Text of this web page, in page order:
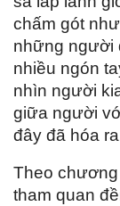
chấm gót
những người
nhiều ngón
nhìn người
giữa người
đây đã hóa
Theo
tham quan